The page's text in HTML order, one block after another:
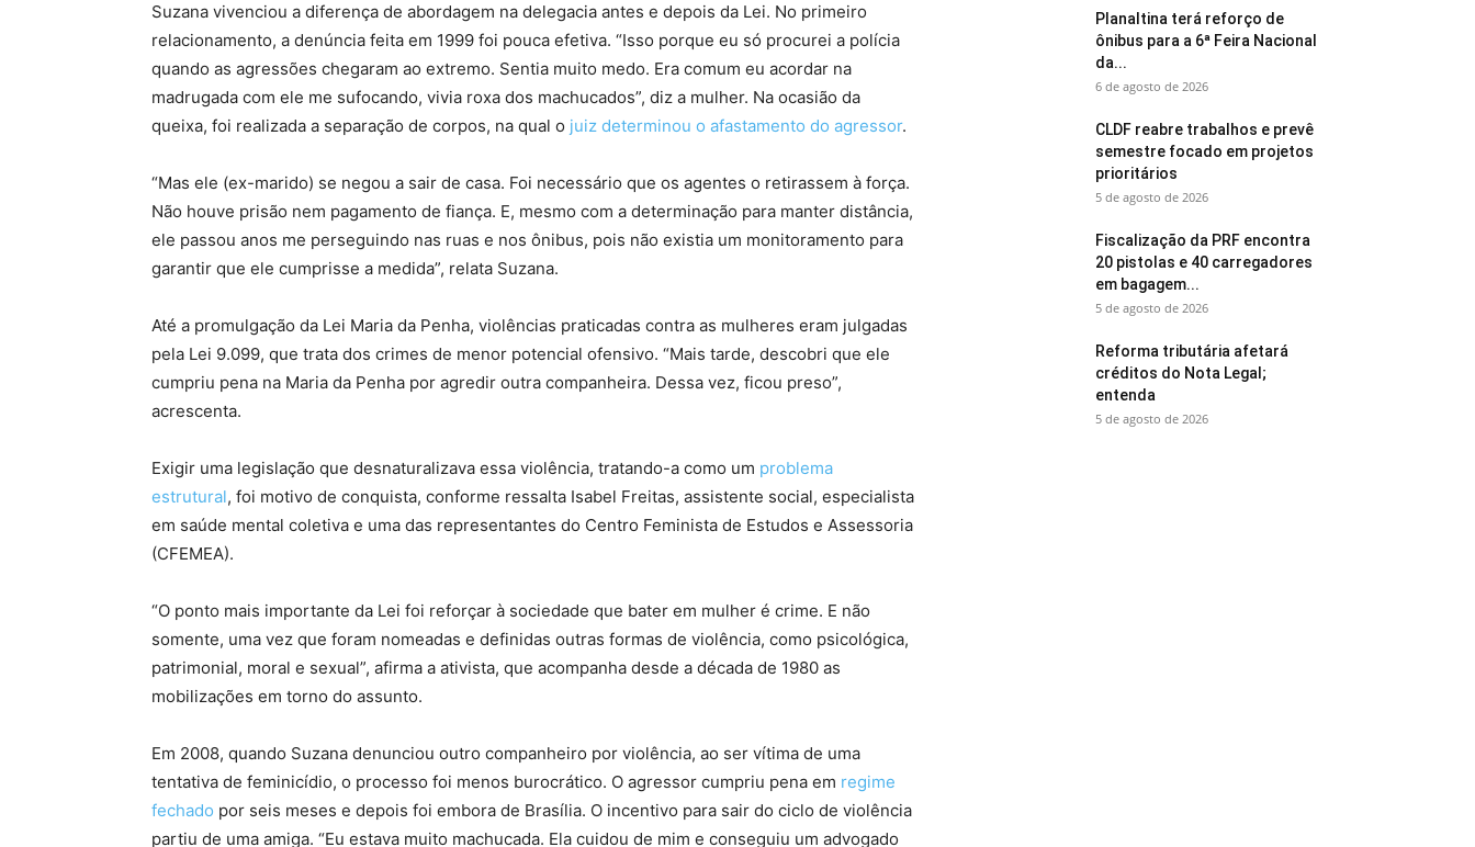
Suzana vivenciou a diferença de abordagem na delegacia antes e depois da Lei. No primeiro
relacionamento, a denúncia feita em 1999 foi pouca efetiva. “Isso porque eu só procurei a polícia
quando as agressões chegaram ao extremo. Sentia muito medo. Era comum eu acordar na
madrugada com ele me sufocando, vivia roxa dos machucados”, diz a mulher. Na ocasião da
queixa, foi realizada a separação de corpos, na qual o juiz determinou o afastamento do agressor.
“Mas ele (ex-marido) se negou a sair de casa. Foi necessário que os agentes o retirassem à força.
Não houve prisão nem pagamento de fiança. E, mesmo com a determinação para manter distância,
ele passou anos me perseguindo nas ruas e nos ônibus, pois não existia um monitoramento para
garantir que ele cumprisse a medida”, relata Suzana.
Até a promulgação da Lei Maria da Penha, violências praticadas contra as mulheres eram julgadas
pela Lei 9.099, que trata dos crimes de menor potencial ofensivo. “Mais tarde, descobri que ele
cumpriu pena na Maria da Penha por agredir outra companheira. Dessa vez, ficou preso”,
acrescenta.
Exigir uma legislação que desnaturalizava essa violência, tratando-a como um problema
estrutural, foi motivo de conquista, conforme ressalta Isabel Freitas, assistente social, especialista
em saúde mental coletiva e uma das representantes do Centro Feminista de Estudos e Assessoria
(CFEMEA).
“O ponto mais importante da Lei foi reforçar à sociedade que bater em mulher é crime. E não
somente, uma vez que foram nomeadas e definidas outras formas de violência, como psicológica,
patrimonial, moral e sexual”, afirma a ativista, que acompanha desde a década de 1980 as
mobilizações em torno do assunto.
Em 2008, quando Suzana denunciou outro companheiro por violência, ao ser vítima de uma
tentativa de feminicídio, o processo foi menos burocrático. O agressor cumpriu pena em regime
fechado por seis meses e depois foi embora de Brasília. O incentivo para sair do ciclo de violência
partiu de uma amiga. “Eu estava muito machucada. Ela cuidou de mim e conseguiu um advogado
Planaltina terá reforço de
ônibus para a 6ª Feira Nacional
da...
6 de agosto de 2026
CLDF reabre trabalhos e prevê
semestre focado em projetos
prioritários
5 de agosto de 2026
Fiscalização da PRF encontra
20 pistolas e 40 carregadores
em bagagem...
5 de agosto de 2026
Reforma tributária afetará
créditos do Nota Legal;
entenda
5 de agosto de 2026